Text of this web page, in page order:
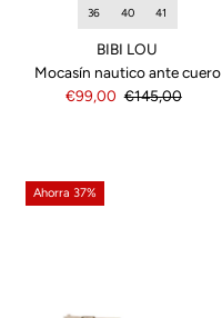
36 40 41
BIBI LOU
Mocasín nautico ante cuero
Precio
€99,00 Precio
€145,00
Ahorra 37%